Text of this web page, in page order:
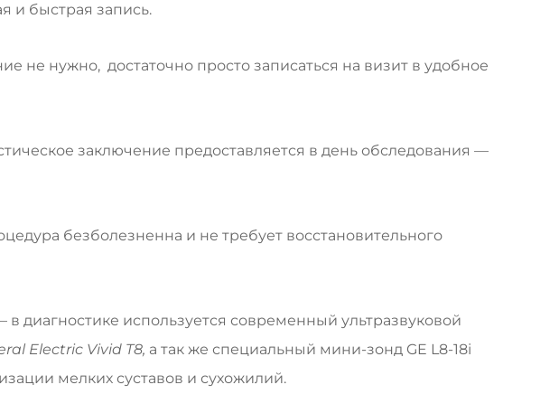
и быстрая запись.
не нужно, достаточно просто записаться на визит в удобное
заключение предоставляется в день обследования —
безболезненна и не требует восстановительного
в диагностике используется современный ультразвуковой
Electric Vivid T8, а так же специальный мини-зонд GE L8-18i
мелких суставов и сухожилий.